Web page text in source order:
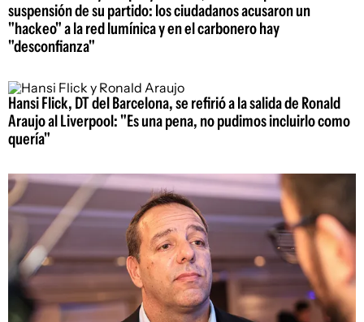
suspensión de su partido: los ciudadanos acusaron un
"hackeo" a la red lumínica y en el carbonero hay
"desconfianza"
Hansi Flick, DT del Barcelona, se refirió a la salida de Ronald
Araujo al Liverpool: "Es una pena, no pudimos incluirlo como
quería"